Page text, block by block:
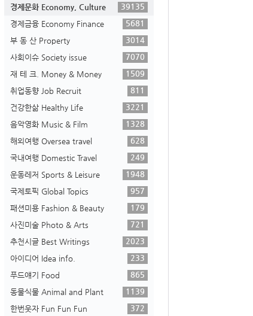
경제문화 Economy, Culture
39135
경제금융 Economy Finance
5681
부 동 산 Property
3014
사회이슈 Society issue
7070
재 테 크. Money & Money
1509
취업동향 Job Recruit
811
건강한삶 Healthy Life
3221
음악영화 Music & Film
1328
해외여행 Oversea travel
628
국내여행 Domestic Travel
249
운동레저 Sports & Leisure
1948
국제토픽 Global Topics
957
패션미용 Fashion & Beauty
179
사진미술 Photo & Arts
721
추천시글 Best Writings
2023
아이디어 Idea info.
233
푸드얘기 Food
865
동물식물 Animal and Plant
1139
한번웃자 Fun Fun Fun
372